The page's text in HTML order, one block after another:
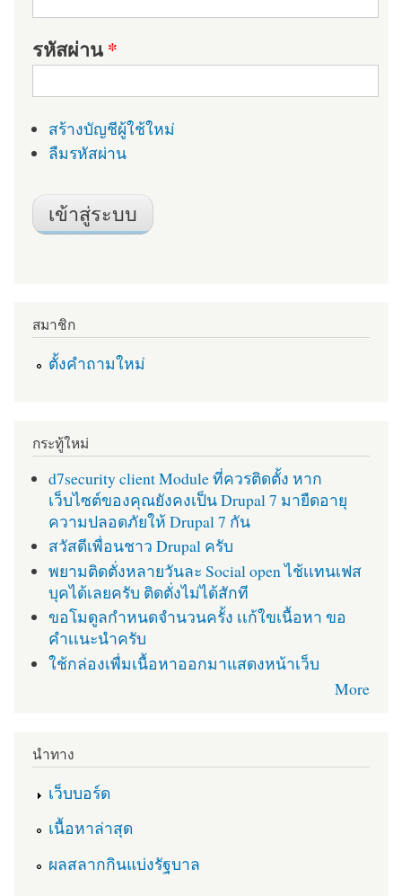
รหัสผ่าน*
สร้างบัญชีผู้ใช้ใหม่
ลืมรหัสผ่าน
สมาชิก
ตั้งคำถามใหม่
กระทู้ใหม่
d7security client Module ที่ควรติดตั้ง หาก
เว็บไซต์ของคุณยังคงเป็น Drupal 7 มายืดอายุ
ความปลอดภัยให้ Drupal 7 กัน
สวัสดีเพื่อนชาว Drupal ครับ
พยามติดตั่งหลายวันละ Social open ไช้เเทนเฟส
บุคได้เลยครับ ติดตั่งไม่ได้สักที
ขอโมดูลกำหนดจำนวนครั้ง เเก้ใขเนื้อหา ขอ
คำเเนะนำครับ
ใช้กล่องเพื่มเนื้อหาออกมาแสดงหน้าเว็บ
More
นำทาง
เว็บบอร์ด
เนื้อหาล่าสุด
ผลสลากกินแบ่งรัฐบาล